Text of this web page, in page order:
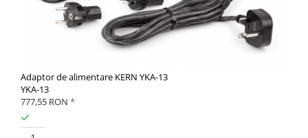
Adaptor de alimentare KERN YKA-13
YKA-13
777,55 RON *